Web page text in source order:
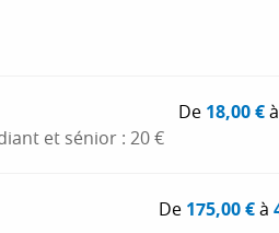
et sénior : 20 €
De 18,00 €
De 175,00 €à